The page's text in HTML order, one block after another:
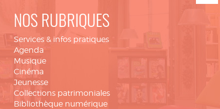
NOS RUBRIQUES
Services & infos pratiques
Agenda
Musique
Cinéma
Jeunesse
Collections patrimoniales
Bibliothèque numérique